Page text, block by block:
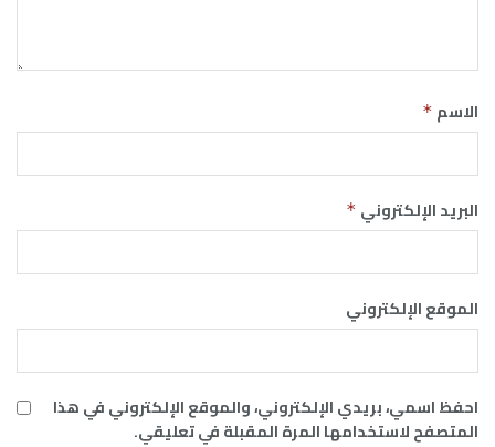
الاسم *
البريد الإلكتروني *
الموقع الإلكتروني
احفظ اسمي، بريدي الإلكتروني، والموقع الإلكتروني في هذا
المتصفح لاستخدامها المرة المقبلة في تعليقي.